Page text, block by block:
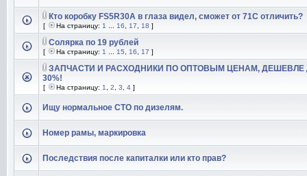
Кто коробку FS5R30A в глаза видел, сможет от 71С отличить?
[ На страницу: 1 16 17 18 ]
Солярка по 19 рублей
[ На страницу: 1 15 16 17 ]
ЗАПЧАСТИ И РАСХОДНИКИ ПО ОПТОВЫМ ЦЕНАМ, ДЕШЕВЛЕ
30%!
[ На страницу: 1 2 3 4 ]
Ищу нормальное СТО по дизелям.
Номер рамы, маркировка
Последствия после капиталки или кто прав?